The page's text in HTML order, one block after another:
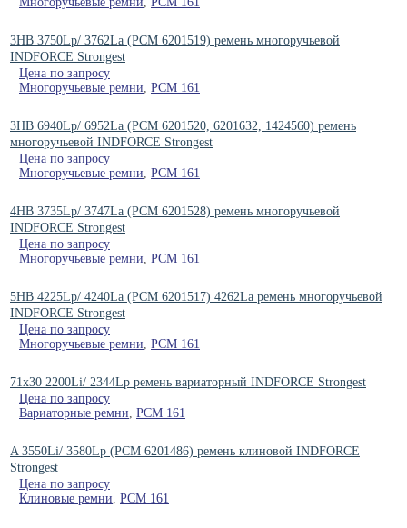
3HB 3750Lp/ 3762La (PCM 6201519) ремень многоручьевой
INDFORCE Strongest
Цена по запросу
Многоручьевые ремни РСМ 161
3HB 6940Lp/ 6952La (PCM 6201520, 6201632, 1424560) ремень
многоручьевой INDFORCE Strongest
Цена по запросу
Многоручьевые ремни РСМ 161
4HB 3735Lp/ 3747La (РСМ 6201528) ремень многоручьевой
INDFORCE Strongest
Цена по запросу
Многоручьевые ремни РСМ 161
5HB 4225Lp/ 4240La (РСМ 6201517) 4262La ремень многоручьевой
INDFORCE Strongest
Цена по запросу
Многоручьевые ремни РСМ 161
71x30 2200Li/ 2344Lp ремень вариаторный INDFORCE Strongest
Цена по запросу
Вариаторные ремни РСМ 161
A 3550Li/ 3580Lp (РСМ 6201486) ремень клиновой INDFORCE
Strongest
Цена по запросу
Клиновые ремни РСМ 161